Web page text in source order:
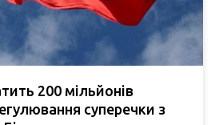
200 мільйонів
суперечки з